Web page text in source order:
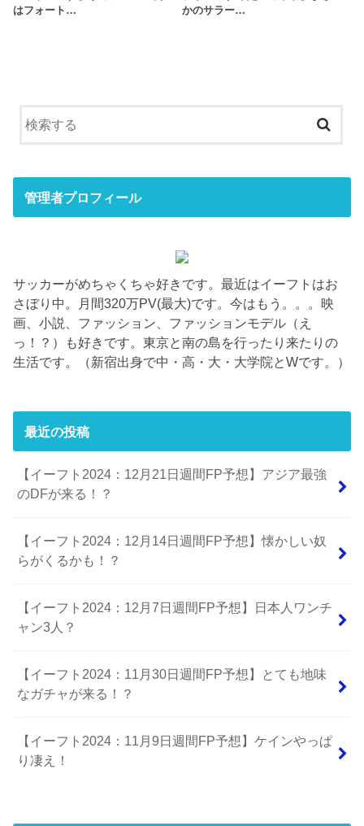
はフォート…
かのサラー…
管理者プロフィール
サッカーがめちゃくちゃ好きです。最近はイーフトはお
さぼり中。月間320万PV(最大)です。今はもう。。。映
画、小説、ファッション、ファッションモデル（え
っ！？）も好きです。東京と南の島を行ったり来たりの
生活です。（新宿出身で中・高・大・大学院とWです。）
最近の投稿
【イーフト2024：12月21日週間FP予想】アジア最強
のDFが来る！？
【イーフト2024：12月14日週間FP予想】懐かしい奴
らがくるかも！？
【イーフト2024：12月7日週間FP予想】日本人ワンチ
ャン3人？
【イーフト2024：11月30日週間FP予想】とても地味
なガチャが来る！？
【イーフト2024：11月9日週間FP予想】ケインやっぱ
り凄え！